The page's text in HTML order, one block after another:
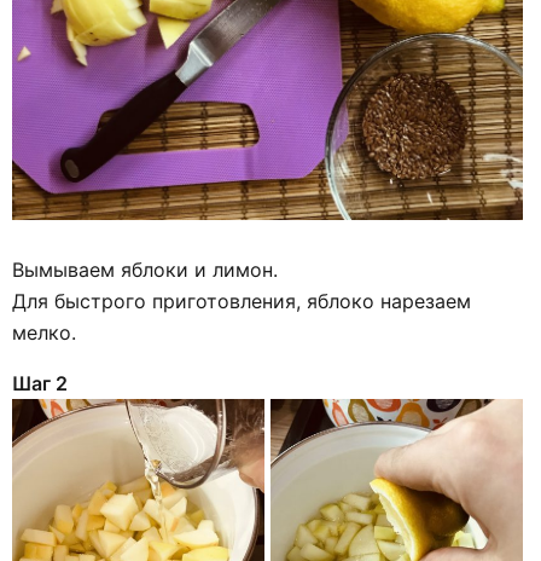
Вымываем яблоки и лимон.
Для быстрого приготовления, яблоко нарезаем
мелко.
Шаг 2